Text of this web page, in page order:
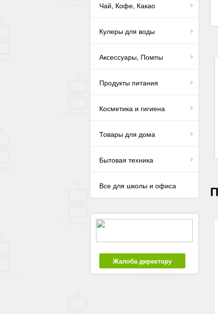
Чай, Кофе, Какао
Кулеры для воды
Аксессуары, Помпы
Продукты питания
Косметика и гигиена
Товары для дома
Бытовая техника
Все для школы и офиса
Жалоба директору